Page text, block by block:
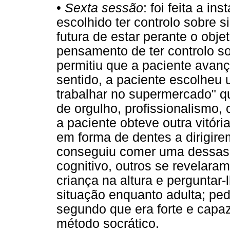
• Sexta sessão: foi feita a
escolhido ter controlo sobre
futura de estar perante o
pensamento de ter controlo
permitiu que a paciente
sentido, a paciente escolheu
trabalhar no supermercado"
de orgulho, profissionalismo,
a paciente obteve outra
em forma de dentes a
conseguiu comer uma
cognitivo, outros se
criança na altura e
situação enquanto adulta;
segundo que era forte e
método socrático.